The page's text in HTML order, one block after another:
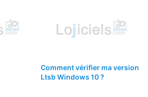
Comment vérifier ma version
Ltsb Windows 10 ?